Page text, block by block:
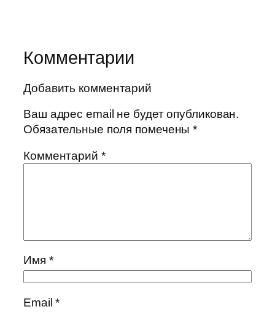
Комментарии
Добавить комментарий
Ваш адрес email не будет опубликован.
Обязательные поля помечены*
Комментарий *
Имя *
Email*